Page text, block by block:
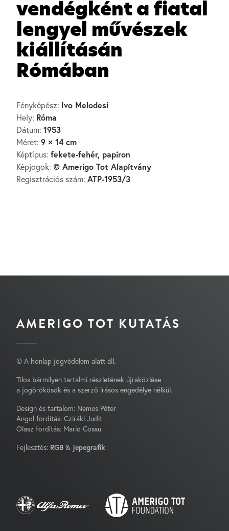
vendégként a fiatal
lengyel művészek
kiállításán
Rómában
Fényképész: Ivo Melodesi
Hely: Róma
Dátum: 1953
Méret: 9 × 14 cm
Képtípus: fekete-fehér, papíron
Képjogok: © Amerigo Tot Alapítvány
Regisztrációs szám: ATP-1953/3
AMERIGO TOT KUTATÁS
© A honlap jogvédelem alatt áll.
Tilos bármilyen tartalmi részletének újraközlése
a jogörökösök és a szerző írásos engedélye nélkül.
Design és tartalom: Nemes Péter
Angol fordítás: Cziráki Judit
Olasz fordítás: Mario Cossu
Fejlesztés: RGB & jepegrafik